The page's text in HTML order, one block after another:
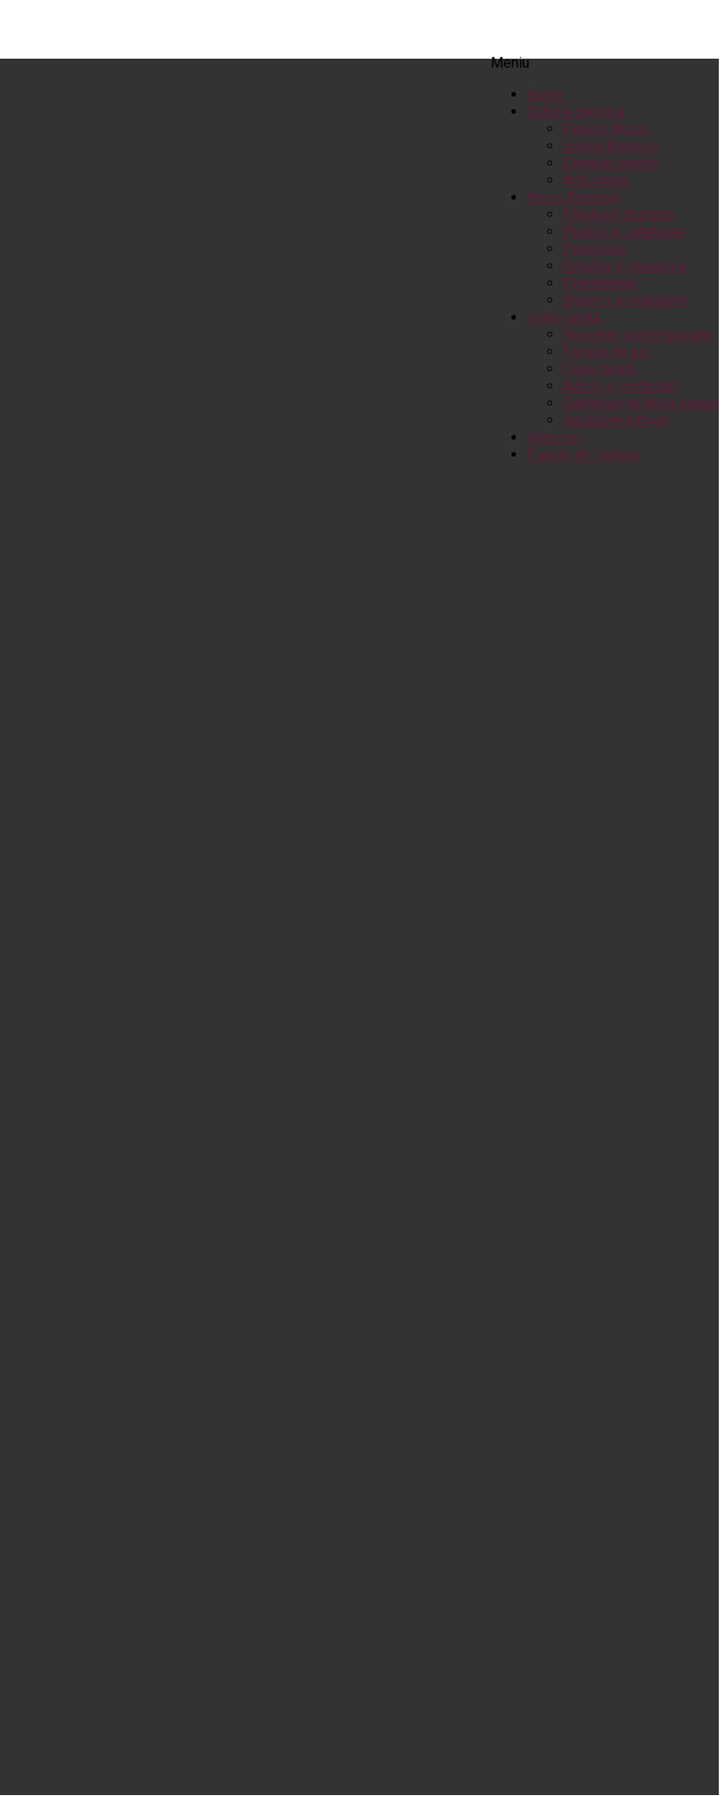
Meniu
Home
Cultură creștină
Pateric Atonit
Istoria Bisericii
Cenaclu creștin
Artă sacră
Noi și Biserica
Rânduieli liturgice
Predici și cateheze
Pelerinaje
Ortodox în diaspora
Evenimente
Biserici și mănăstiri
Viață curată
Nevoințe contemporane
Familia de azi
Casa curată
Adicții și vindecări
Gadgeturi cu două tăișuri
Bucătărie biblică
Interviuri
Puncte de Vedere